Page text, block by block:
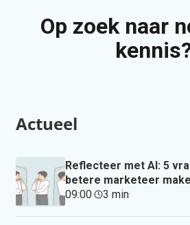
Op zoek naar
Actueel
Reflecteer met AI: 5
betere marketeer
09:00· 3 min·